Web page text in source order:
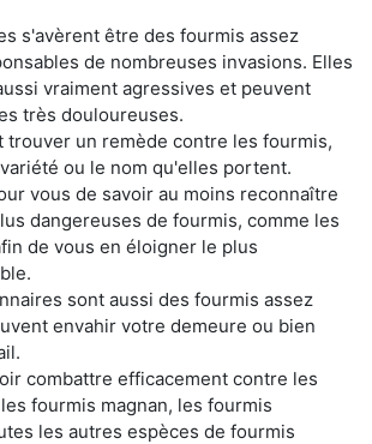
s'avèrent être des fourmis assez
de nombreuses invasions. Elles
vraiment agressives et peuvent
très douloureuses.
trouver un remède contre les fourmis,
ou le nom qu'elles portent.
vous de savoir au moins reconnaître
dangereuses de fourmis, comme les
de vous en éloigner le plus
sont aussi des fourmis assez
envahir votre demeure ou bien
combattre efficacement contre les
fourmis magnan, les fourmis
les autres espèces de fourmis